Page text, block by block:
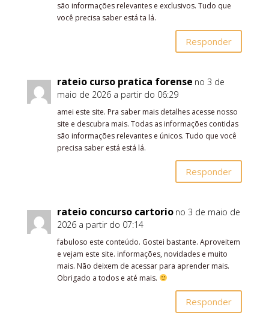
são informações relevantes e exclusivos. Tudo que
você precisa saber está ta lá.
Responder
rateio curso pratica forense no 3 de
maio de 2026 a partir do 06:29
amei este site. Pra saber mais detalhes acesse nosso
site e descubra mais. Todas as informações contidas
são informações relevantes e únicos. Tudo que você
precisa saber está está lá.
Responder
rateio concurso cartorio no 3 de maio de
2026 a partir do 07:14
fabuloso este conteúdo. Gostei bastante. Aproveitem
e vejam este site. informações, novidades e muito
mais. Não deixem de acessar para aprender mais.
Obrigado a todos e até mais.
Responder